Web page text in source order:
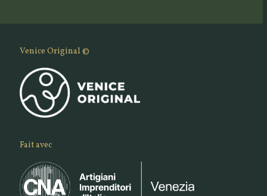
Venice Original ©
Fait avec